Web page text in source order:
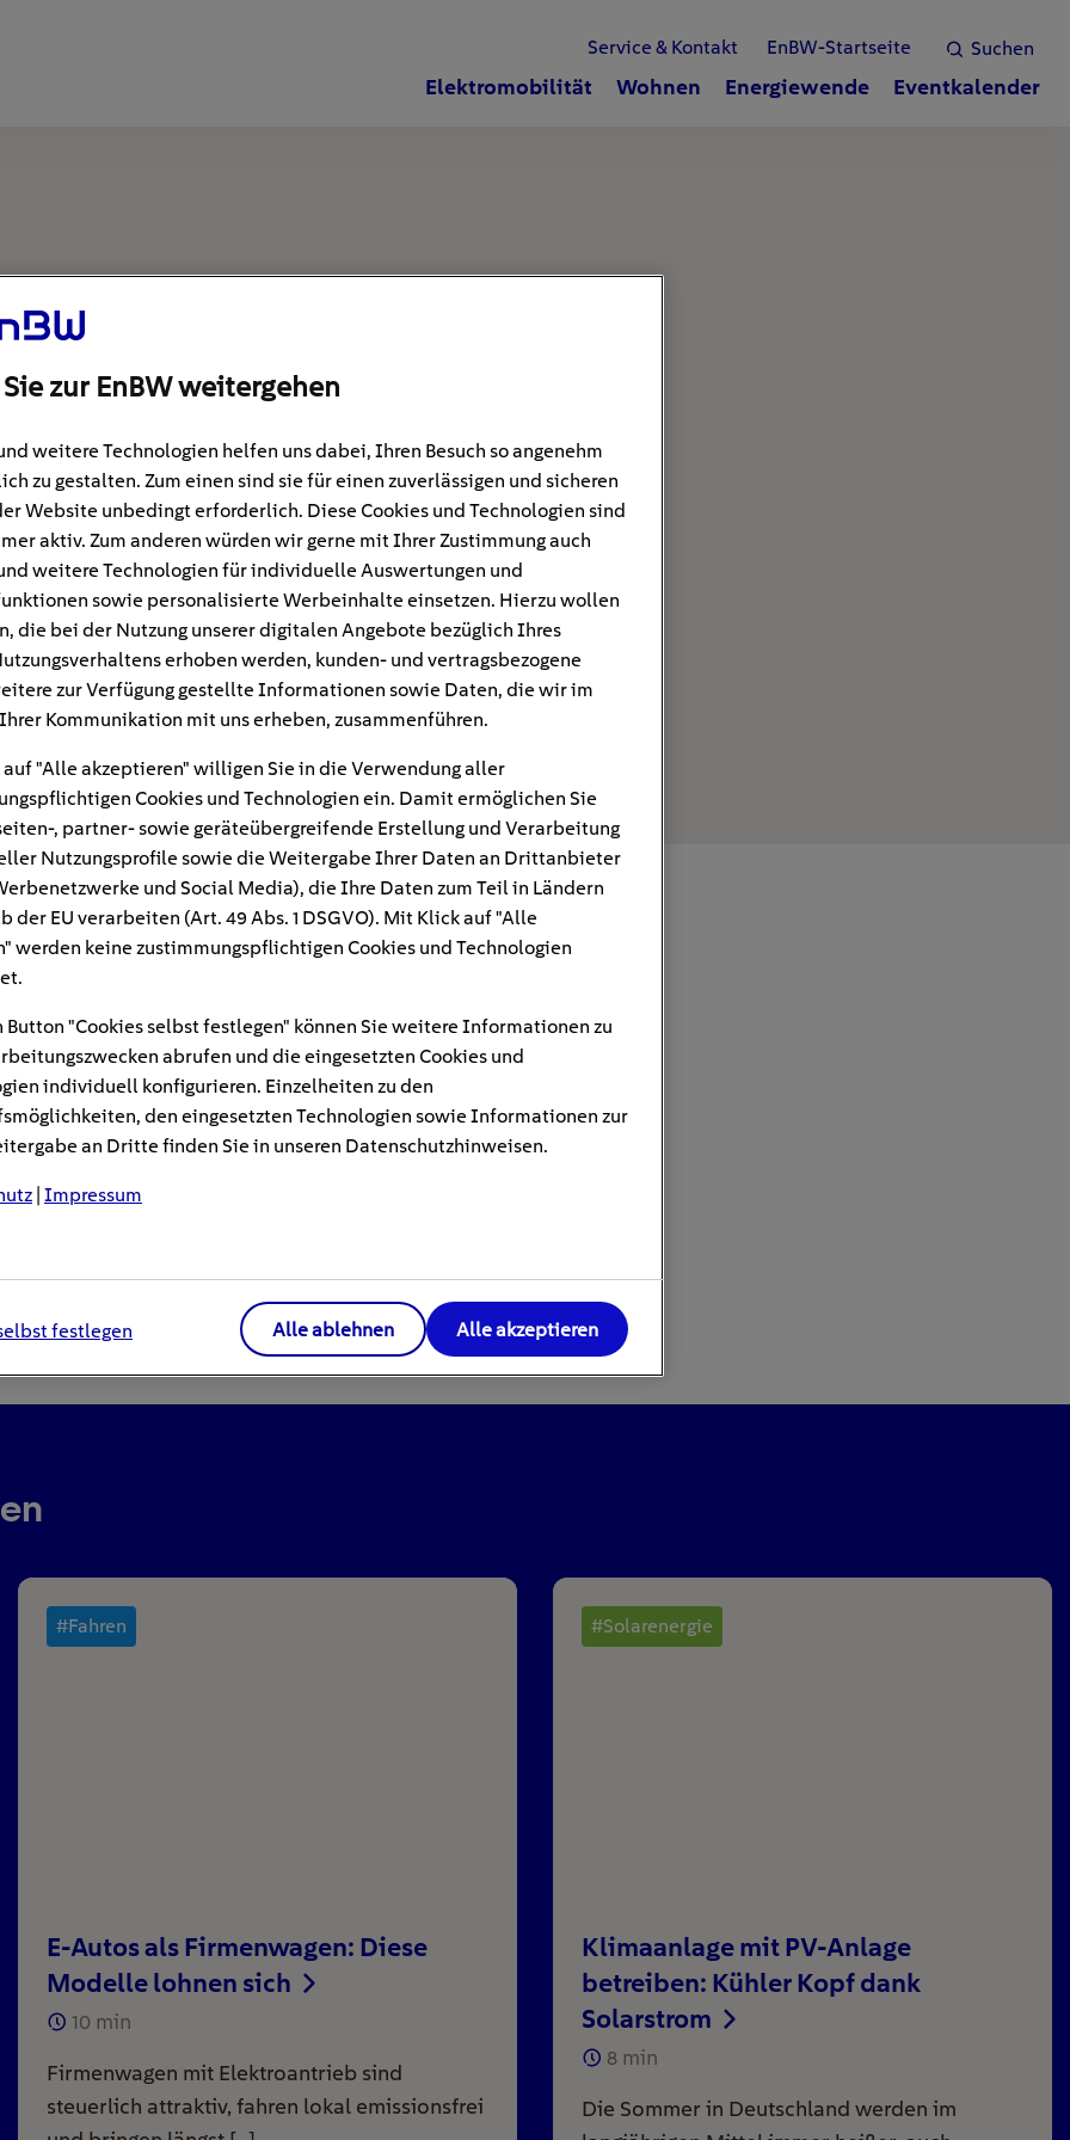
Suchen
Service & Kontakt EnBW-Startseite
Elektromobilität Wohnen Energiewende Eventkalender
#
phantom-v-ladekabel
#Fahren
E-Autos als Firmenwagen: Diese
Modelle lohnen sich
10 min
Firmenwagen mit Elektroantrieb sind
steuerlich attraktiv, fahren lokal emissionsfrei
#Solarenergie
Klimaanlage mit PV-Anlage
betreiben: Kühler Kopf dank
Solarstrom
8 min
Die Sommer in Deutschland werden im
zur EnBW weitergehen
weitere Technologien helfen uns dabei, Ihren Besuch so angenehm
zu gestalten. Zum einen sind sie für einen zuverlässigen und sicheren
Website unbedingt erforderlich. Diese Cookies und Technologien sind
aktiv. Zum anderen würden wir gerne mit Ihrer Zustimmung auch
weitere Technologien für individuelle Auswertungen und
sowie personalisierte Werbeinhalte einsetzen. Hierzu wollen
die bei der Nutzung unserer digitalen Angebote bezüglich Ihres
erhoben werden, kunden- und vertragsbezogene
zur Verfügung gestellte Informationen sowie Daten, die wir im
Kommunikation mit uns erheben, zusammenführen.
"Alle akzeptieren" willigen Sie in die Verwendung aller
Cookies und Technologien ein. Damit ermöglichen Sie
, partner- sowie geräteübergreifende Erstellung und Verarbeitung
Nutzungsprofile sowie die Weitergabe Ihrer Daten an Drittanbieter
und Social Media), die Ihre Daten zum Teil in Ländern
der EU verarbeiten (Art. 49 Abs. 1 DSGVO). Mit Klick auf "Alle
werden keine zustimmungspflichtigen Cookies und Technologien
Button "Cookies selbst festlegen" können Sie weitere Informationen zu
abrufen und die eingesetzten Cookies und
individuell konfigurieren. Einzelheiten zu den
den eingesetzten Technologien sowie Informationen zur
an Dritte finden Sie in unseren Datenschutzhinweisen.
| Impressum
festlegen Alle ablehnen Alle akzeptieren